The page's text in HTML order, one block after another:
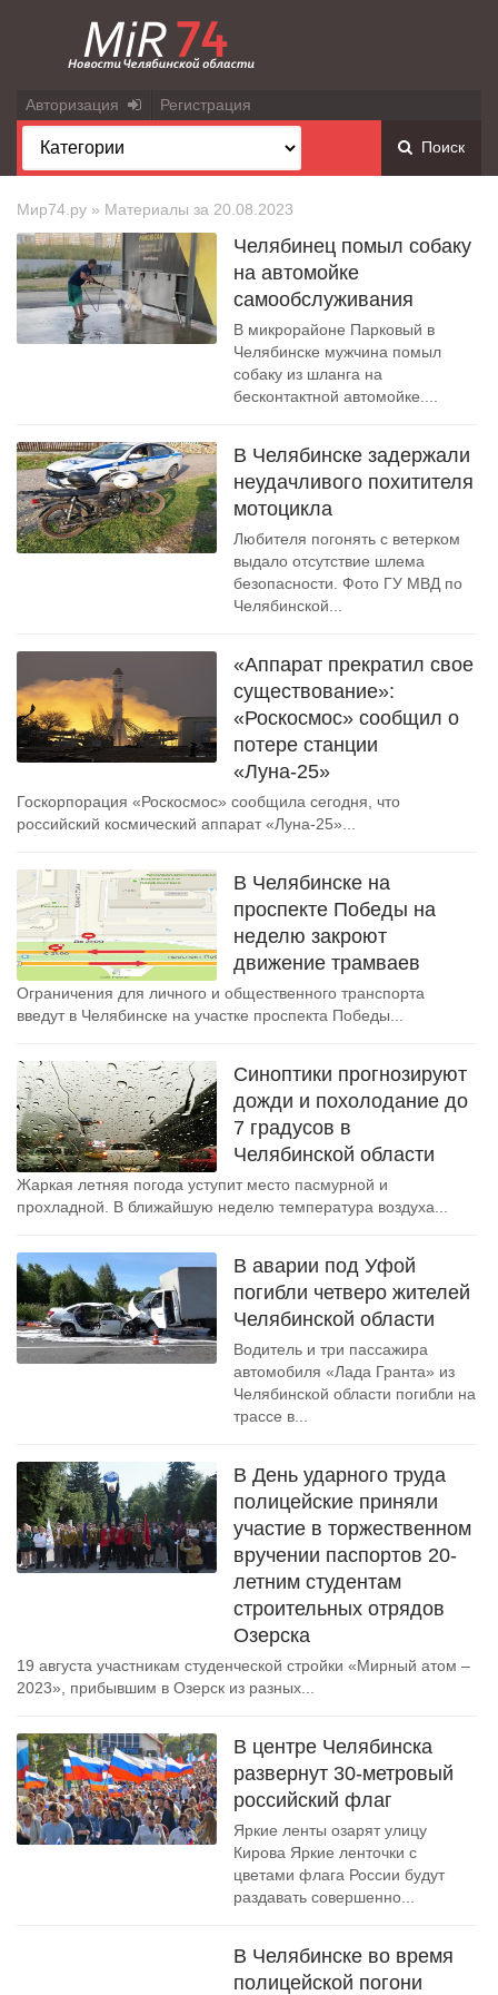
Авторизация Регистрация
Поиск
Мир74.ру » Материалы за 20.08.2023
Челябинец помыл собаку
на автомойке
самообслуживания
В микрорайоне Парковый в
Челябинске мужчина помыл
собаку из шланга на
бесконтактной автомойке....
В Челябинске задержали
неудачливого похитителя
мотоцикла
Любителя погонять с ветерком
выдало отсутствие шлема
безопасности. Фото ГУ МВД по
Челябинской...
«Аппарат прекратил свое
существование»:
«Роскосмос» сообщил о
потере станции
«Луна-25»
Госкорпорация «Роскосмос» сообщила сегодня, что
российский космический аппарат «Луна-25»...
В Челябинске на
проспекте Победы на
неделю закроют
движение трамваев
Ограничения для личного и общественного транспорта
введут в Челябинске на участке проспекта Победы...
Синоптики прогнозируют
дожди и похолодание до
7 градусов в
Челябинской области
Жаркая летняя погода уступит место пасмурной и
прохладной. В ближайшую неделю температура воздуха...
В аварии под Уфой
погибли четверо жителей
Челябинской области
Водитель и три пассажира
автомобиля «Лада Гранта» из
Челябинской области погибли на
трассе в...
В День ударного труда
полицейские приняли
участие в торжественном
вручении паспортов 20-
летним студентам
строительных отрядов
Озерска
19 августа участникам студенческой стройки «Мирный атом –
2023», прибывшим в Озерск из разных...
В центре Челябинска
развернут 30-метровый
российский флаг
Яркие ленты озарят улицу
Кирова Яркие ленточки с
цветами флага России будут
раздавать совершенно...
В Челябинске во время
полицейской погони